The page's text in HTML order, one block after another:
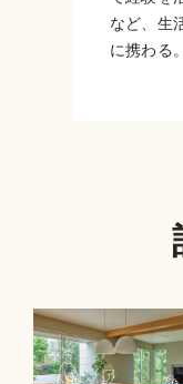
など、生
に携わる。